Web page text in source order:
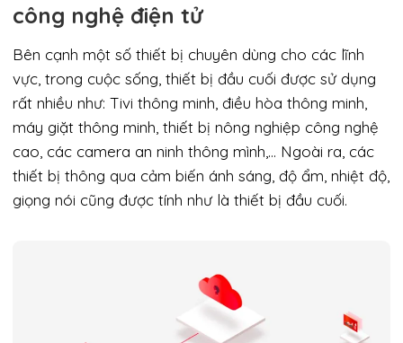
công nghệ điện tử
Bên cạnh một số thiết bị chuyên dùng cho các lĩnh
vực, trong cuộc sống, thiết bị đầu cuối được sử dụng
rất nhiều như: Tivi thông minh, điều hòa thông minh,
máy giặt thông minh, thiết bị nông nghiệp công nghệ
cao, các camera an ninh thông mình,… Ngoài ra, các
thiết bị thông qua cảm biến ánh sáng, độ ẩm, nhiệt độ,
giọng nói cũng được tính như là thiết bị đầu cuối.